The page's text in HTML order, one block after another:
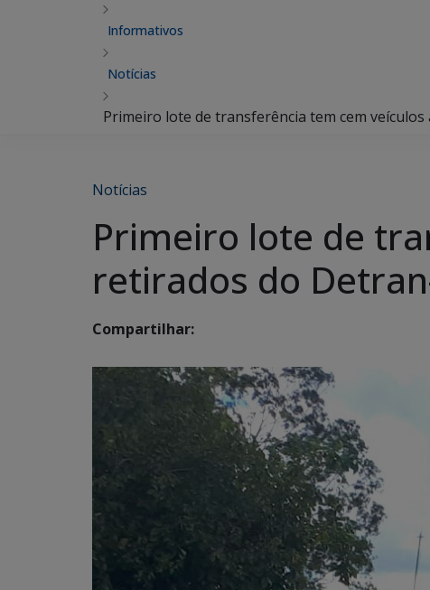
Informativos
Notícias
Primeiro lote de transferência tem cem
Notícias
Primeiro lote de
retirados do
Compartilhar: